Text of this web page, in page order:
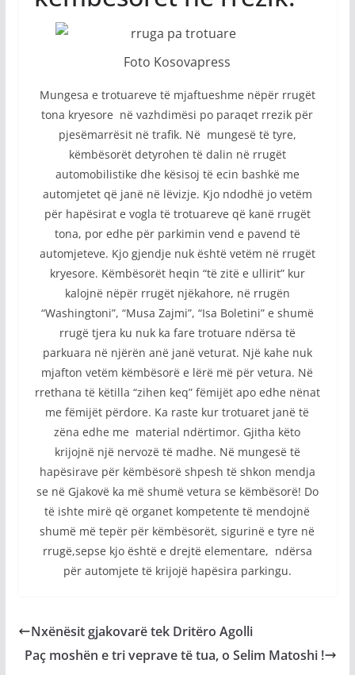
Foto Kosovapress
Mungesa e trotuareve të mjaftueshme nëpër rrugët
tona kryesore në vazhdimësi po paraqet rrezik për
pjesëmarrësit në trafik. Në mungesë të tyre,
këmbësorët detyrohen të dalin në rrugët
automobilistike dhe kësisoj të ecin bashkë me
automjetet që janë në lëvizje. Kjo ndodhë jo vetëm
për hapësirat e vogla të trotuareve që kanë rrugët
tona, por edhe për parkimin vend e pavend të
automjeteve. Kjo gjendje nuk është vetëm në rrugët
kryesore. Këmbësorët heqin “të zitë e ullirit” kur
kalojnë nëpër rrugët njëkahore, në rrugën
“Washingtoni”, “Musa Zajmi”, “Isa Boletini” e shumë
rrugë tjera ku nuk ka fare trotuare ndërsa të
parkuara në njërën anë janë veturat. Një kahe nuk
mjafton vetëm këmbësorë e lërë më për vetura. Në
rrethana të këtilla “zihen keq” fëmijët apo edhe nënat
me fëmijët përdore. Ka raste kur trotuaret janë të
zëna edhe me material ndërtimor. Gjitha këto
krijojnë një nervozë të madhe. Në mungesë të
hapësirave për këmbësorë shpesh të shkon mendja
se në Gjakovë ka më shumë vetura se këmbësorë! Do
të ishte mirë që organet kompetente të mendojnë
shumë më tepër për këmbësorët, sigurinë e tyre në
rrugë,sepse kjo është e drejtë elementare, ndërsa
për automjete të krijojë hapësira parkingu.
Nxënësit gjakovarë tek Dritëro Agolli
Paç moshën e tri veprave të tua, o Selim Matoshi !